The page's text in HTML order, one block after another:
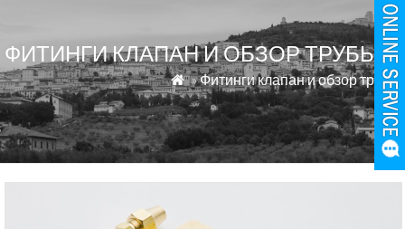
ФИТИНГИ КЛАПАН И ОБЗОР ТРУБЫ
 »Фитинги клапан и обзор трубы